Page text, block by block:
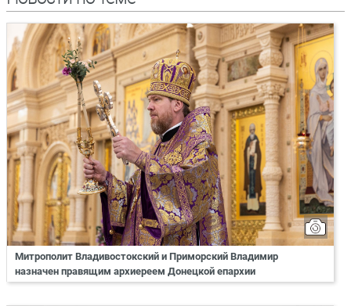
Митрополит Владивостокский и Приморский Владимир
назначен правящим архиереем Донецкой епархии